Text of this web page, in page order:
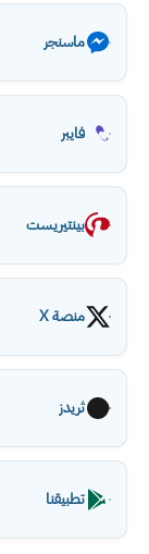
ماسنجر
فايبر
بينتيريست
منصة X
ثريدز
تطبيقنا